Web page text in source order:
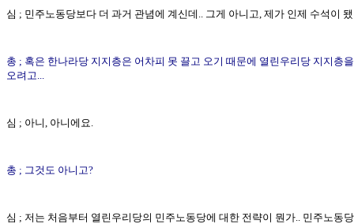
심 ; 민주노동당보다 더 과거 관념에 계신데.. 그게 아니고, 제가 인제 수석이
총 ; 혹은 한나라당 지지층은 어차피 못 끌고 오기 때문에 열린우리당 지지층
오려고...
심 ; 아니, 아니에요.
총 ; 그것도 아니고?
심 ; 저는 처음부터 열린우리당의 민주노동당에 대한 전략이 뭔가.. 민주노동